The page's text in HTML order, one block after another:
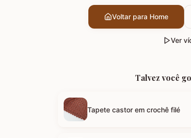
Voltar para Home
Ver
Talvez você
Tapete castor em crochê filé